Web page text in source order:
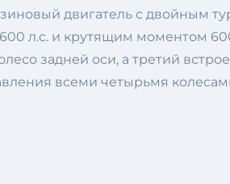
двигатель с двойным
л.с. и крутящим моментом
задней оси, а третий
всеми четырьмя